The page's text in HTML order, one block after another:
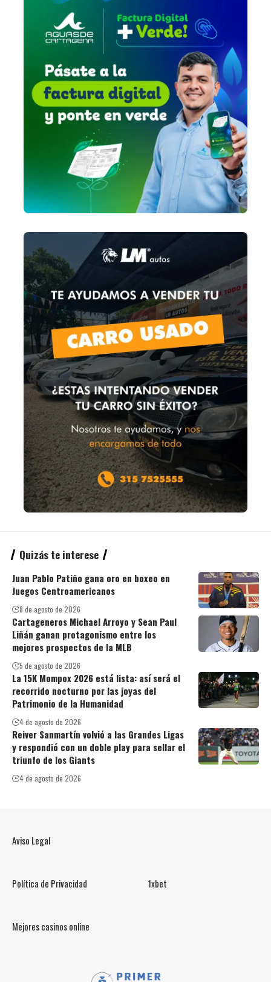
Quizás te interese
Juan Pablo Patiño gana oro en boxeo en
Juegos Centroamericanos
8 de agosto de 2026
Cartageneros Michael Arroyo y Sean Paul
Liñán ganan protagonismo entre los
mejores prospectos de la MLB
5 de agosto de 2026
La 15K Mompox 2026 está lista: así será el
recorrido nocturno por las joyas del
Patrimonio de la Humanidad
4 de agosto de 2026
Reiver Sanmartín volvió a las Grandes Ligas
y respondió con un doble play para sellar el
triunfo de los Giants
4 de agosto de 2026
Aviso Legal
Política de Privacidad 1xbet
Mejores casinos online